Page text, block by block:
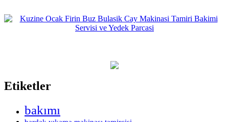
Etiketler
bakımı